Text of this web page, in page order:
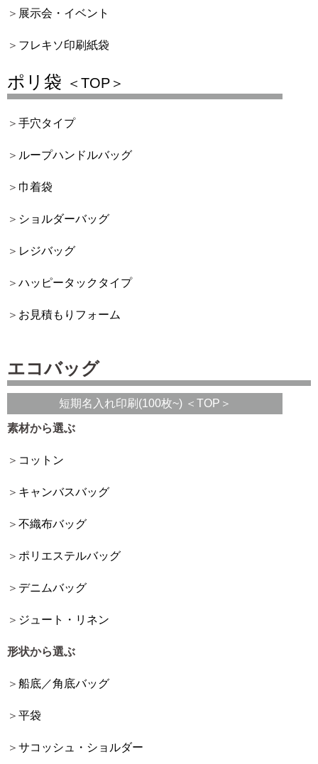
展示会・イベント
フレキソ印刷紙袋
ポリ袋 ＜TOP＞
手穴タイプ
ループハンドルバッグ
巾着袋
ショルダーバッグ
レジバッグ
ハッピータックタイプ
お見積もりフォーム
エコバッグ
短期名入れ印刷(100枚~) ＜TOP＞
素材から選ぶ
コットン
キャンバスバッグ
不織布バッグ
ポリエステルバッグ
デニムバッグ
ジュート・リネン
形状から選ぶ
船底／角底バッグ
平袋
サコッシュ・ショルダー